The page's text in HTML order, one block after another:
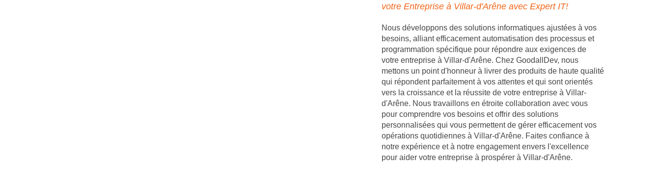
votre Entreprise à Villar-d'Arêne avec Expert IT!
Nous développons des solutions informatiques ajustées à vos
besoins, alliant efficacement automatisation des processus et
programmation spécifique pour répondre aux exigences de
votre entreprise à Villar-d'Arêne. Chez GoodallDev, nous
mettons un point d'honneur à livrer des produits de haute qualité
qui répondent parfaitement à vos attentes et qui sont orientés
vers la croissance et la réussite de votre entreprise à Villar-
d'Arêne. Nous travaillons en étroite collaboration avec vous
pour comprendre vos besoins et offrir des solutions
personnalisées qui vous permettent de gérer efficacement vos
opérations quotidiennes à Villar-d'Arêne. Faites confiance à
notre expérience et à notre engagement envers l'excellence
pour aider votre entreprise à prospérer à Villar-d'Arêne.